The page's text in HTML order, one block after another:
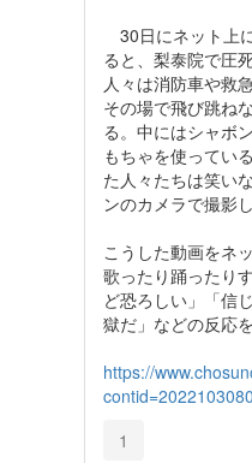
30日にネット上
ると、梨泰院で圧
人々は消防車や救
その場で飛び跳ね
る。中にはシャボ
もちゃを使ってい
た人々たちは笑い
ンのカメラで撮影し
こうした動画をネ
歌ったり踊ったり
ど恐ろしい」「信
獄だ」などの反応
https://
1